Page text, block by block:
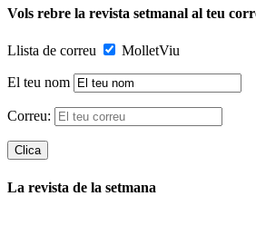
Vols rebre la revista setmanal al teu
Llista de correu MolletViu
El teu nom
Correu:
La revista de la setmana